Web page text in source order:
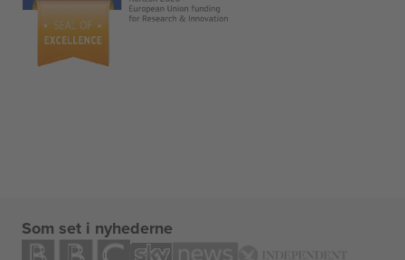
Som set i nyhederne